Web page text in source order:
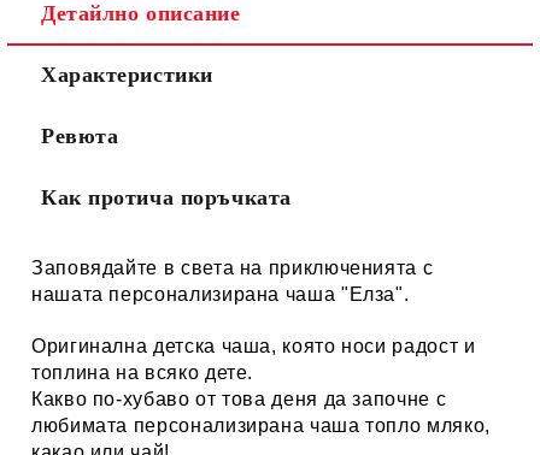
Детайлно описание
Характеристики
Ревюта
Как протича поръчката
Заповядайте в света на приключенията с
нашата персонализирана чаша " Елза".
Оригинална детска чаша, която носи радост и
топлина на всяко дете.
Какво по-хубаво от това деня да започне с
любимата персонализирана чаша топло мляко,